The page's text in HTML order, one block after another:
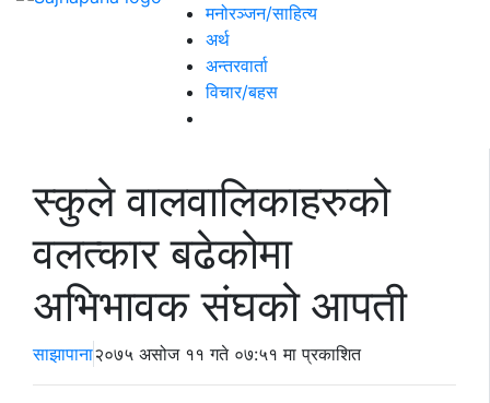
मनोरञ्जन/साहित्य
अर्थ
अन्तरवार्ता
विचार/बहस
स्कुले वालवालिकाहरुको
वलत्कार बढेकोमा
अभिभावक संघको आपती
साझापाना२०७५ असोज ११ गते ०७:५१ मा प्रकाशित